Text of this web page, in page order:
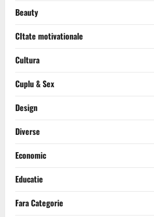
Beauty
CItate motivationale
Cultura
Cuplu & Sex
Design
Diverse
Economic
Educatie
Fara Categorie